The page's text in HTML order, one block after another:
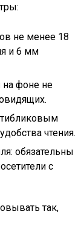
не менее 18
и 6 мм
на фоне не
чтения.
обязательны
с
так,